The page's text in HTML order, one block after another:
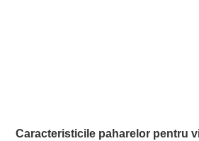
Caracteristicile paharelor pentru